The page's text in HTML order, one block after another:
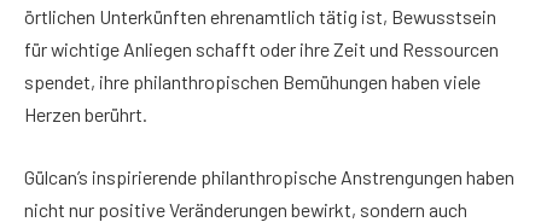
örtlichen Unterkünften ehrenamtlich tätig ist, Bewusstsein
für wichtige Anliegen schafft oder ihre Zeit und Ressourcen
spendet, ihre philanthropischen Bemühungen haben viele
Herzen berührt.
Gülcan’s inspirierende philanthropische Anstrengungen haben
nicht nur positive Veränderungen bewirkt, sondern auch